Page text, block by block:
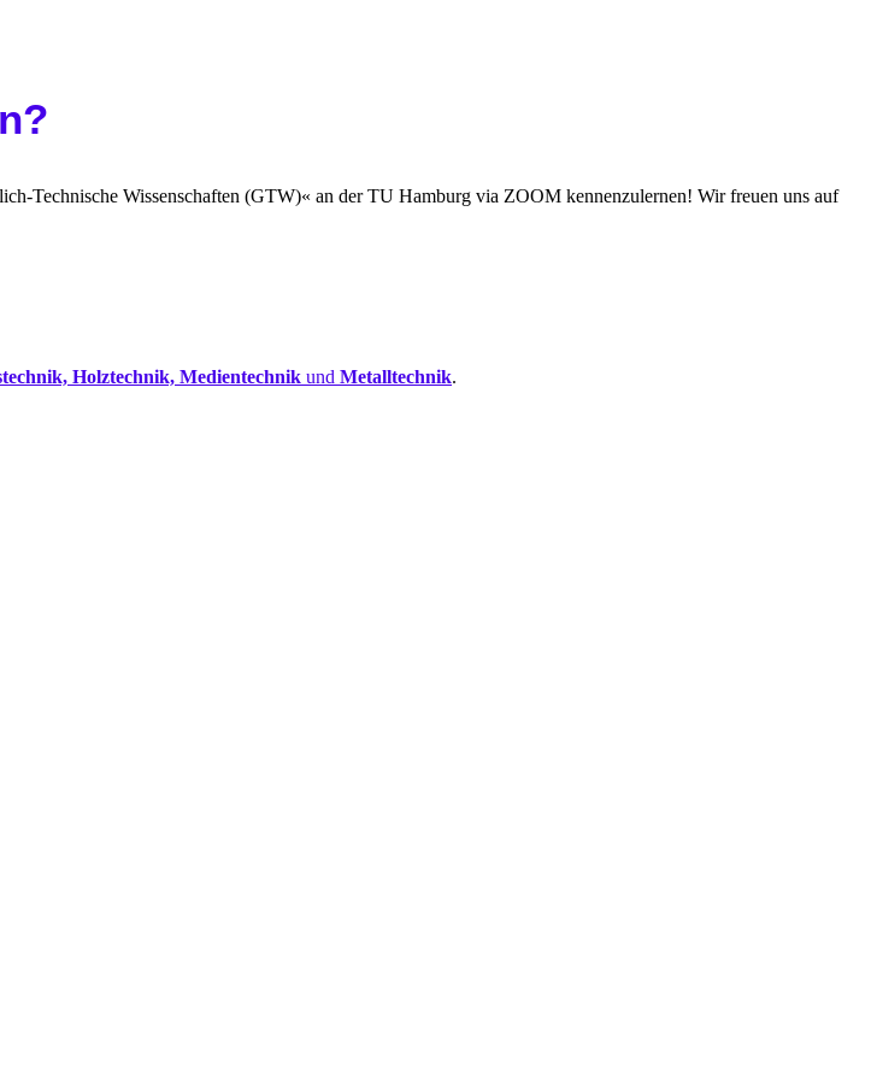
Technische Wissenschaften (GTW)« an der TU Hamburg via ZOOM kennenzulernen! Wir freuen uns auf
Holztechnik, Medientechnik und Metalltechnik.